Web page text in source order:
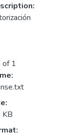
of 1
KB